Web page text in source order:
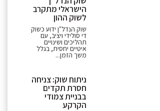
הישראלי מתקרב
לשוק ההון
שוק הנדל"ן ידוע כשוק
די סולידי ויציב, עם
תהליכים ושינויים
איטיים יחסית, בגלל
משך הזמן...
ניתוח שוק: צניחה
חסרת תקדים
בבניית צמודי
הקרקע